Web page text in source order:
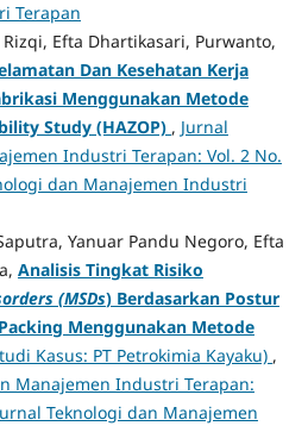
Terapan
Rizqi, Efta Dhartikasari, Purwanto,
Dan Kesehatan Kerja
Menggunakan Metode
Study (HAZOP) , Jurnal
Industri Terapan: Vol. 2 No.
dan Manajemen Industri
Yanuar Pandu Negoro, Efta
Analisis Tingkat Risiko
(MSDs) Berdasarkan Postur
Menggunakan Metode
Kasus: PT Petrokimia Kayaku) ,
Manajemen Industri Terapan:
Teknologi dan Manajemen